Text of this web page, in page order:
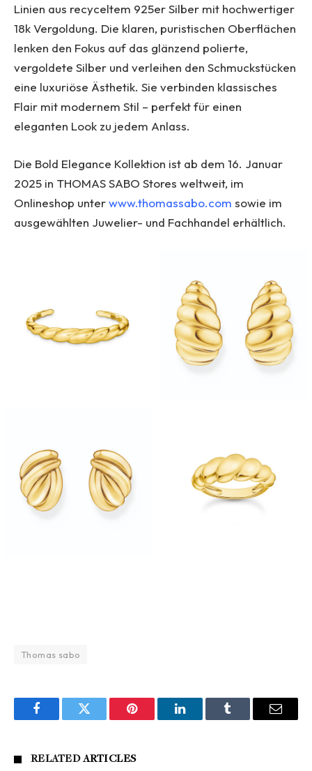
Linien aus recyceltem 925er Silber mit hochwertiger
18k Vergoldung. Die klaren, puristischen Oberflächen
lenken den Fokus auf das glänzend polierte,
vergoldete Silber und verleihen den Schmuckstücken
eine luxuriöse Ästhetik. Sie verbinden klassisches
Flair mit modernem Stil – perfekt für einen
eleganten Look zu jedem Anlass.
Die Bold Elegance Kollektion ist ab dem 16. Januar
2025 in THOMAS SABO Stores weltweit, im
Onlineshop unterwww.thomassabo.com sowie im
ausgewählten Juwelier- und Fachhandel erhältlich.
Thomas sabo
FacebookTwitter Pinterest LinkedInTumblr Email
RELATEDARTICLES